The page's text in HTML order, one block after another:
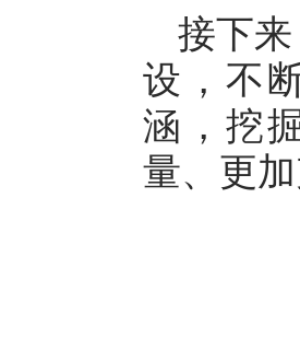
接下
设，不
涵，挖
量、更